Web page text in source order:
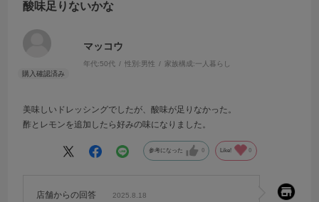
酸味足りないかな
マッコウ
年代:50代 性別:男性 家族構成:一人暮らし
美味しいドレッシングでしたが、酸味が足りなかった。
酢とレモンを追加したら好みの味になりました。
参考になった 0 Like! 0
店舗からの回答 2025.8.18